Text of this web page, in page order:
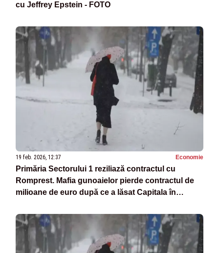
cu Jeffrey Epstein - FOTO
19 feb. 2026, 12:37 Economie
Primăria Sectorului 1 reziliază contractul cu
Romprest. Mafia gunoaielor pierde contractul de
milioane de euro după ce a lăsat Capitala în